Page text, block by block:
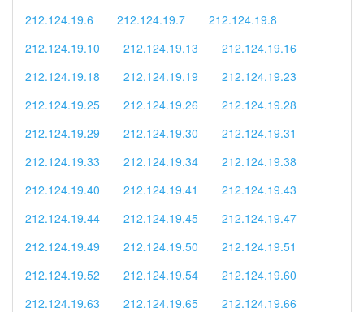
212.124.19.6
212.124.19.7
212.124.19.8
212.124.19.10
212.124.19.13
212.124.19.16
212.124.19.18
212.124.19.19
212.124.19.23
212.124.19.25
212.124.19.26
212.124.19.28
212.124.19.29
212.124.19.30
212.124.19.31
212.124.19.33
212.124.19.34
212.124.19.38
212.124.19.40
212.124.19.41
212.124.19.43
212.124.19.44
212.124.19.45
212.124.19.47
212.124.19.49
212.124.19.50
212.124.19.51
212.124.19.52
212.124.19.54
212.124.19.60
212.124.19.63
212.124.19.65
212.124.19.66